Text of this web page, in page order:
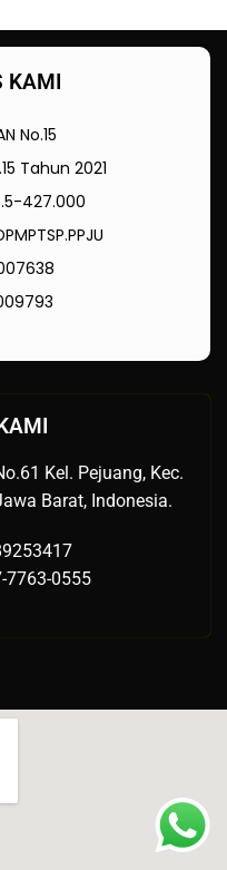
KAMI
No.15
Tahun 2021
427.000
Kel. Pejuang, Kec.
Barat, Indonesia.
7763-0555